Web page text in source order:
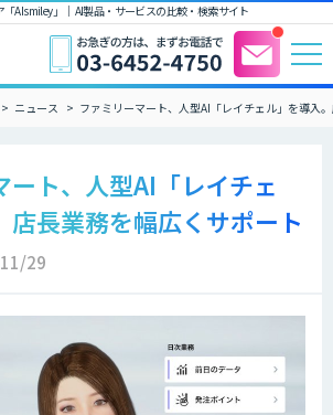
AIsmiley」｜ AI製品・サービスの比較・検索サイト
ニュース ファミリーマート、人型AI「レイチェル」を導入
ート、人型AI「レイチェ
店長業務を幅広くサポート
29